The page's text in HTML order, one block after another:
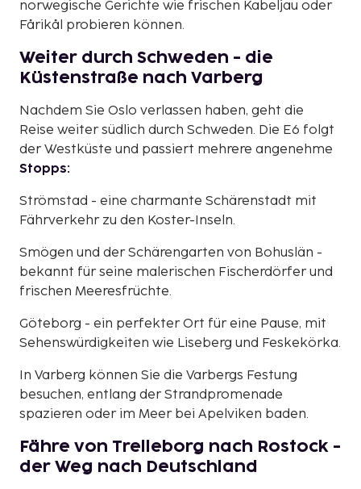
norwegische Gerichte wie frischen Kabeljau oder
Fårikål probieren können.
Weiter durch Schweden - die
Küstenstraße nach Varberg
Nachdem Sie Oslo verlassen haben, geht die
Reise weiter südlich durch Schweden. Die E6 folgt
der Westküste und passiert mehrere angenehme
Stopps:
Strömstad - eine charmante Schärenstadt mit
Fährverkehr zu den Koster-Inseln.
Smögen und der Schärengarten von Bohuslän -
bekannt für seine malerischen Fischerdörfer und
frischen Meeresfrüchte.
Göteborg - ein perfekter Ort für eine Pause, mit
Sehenswürdigkeiten wie Liseberg und Feskekörka.
In Varberg können Sie die Varbergs Festung
besuchen, entlang der Strandpromenade
spazieren oder im Meer bei Apelviken baden.
Fähre von Trelleborg nach Rostock -
der Weg nach Deutschland